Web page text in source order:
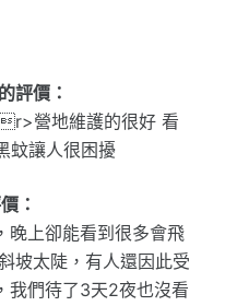
評價：
營地維護的很好 看
蚊讓人很困擾
：
晚上卻能看到很多會飛
坡太陡，有人還因此受
我們待了3天2夜也沒看